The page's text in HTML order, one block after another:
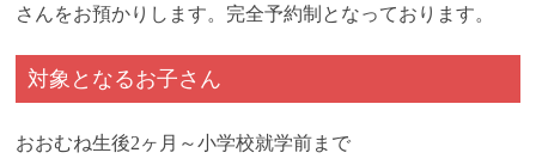
さんをお預かりします。完全予約制となっております。
対象となるお子さん
おおむね生後2ヶ月～小学校就学前まで